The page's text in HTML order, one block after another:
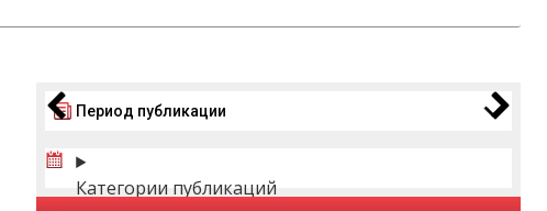
Период публикации
Категории публикаций